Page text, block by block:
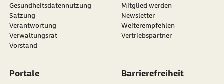
Gesundheitsdatennutzung
Satzung
Verantwortung
Verwaltungsrat
Vorstand
Mitglied werden
Newsletter
externer Link:
Weiterempfehlen
Vertriebspartner
Portale Barrierefreiheit